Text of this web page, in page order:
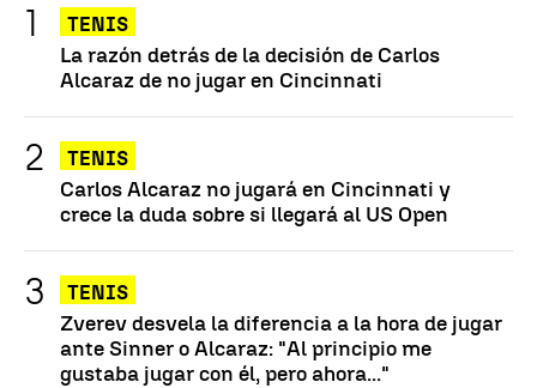
TENIS
La razón detrás de la decisión de Carlos
Alcaraz de no jugar en Cincinnati
TENIS
Carlos Alcaraz no jugará en Cincinnati y
crece la duda sobre si llegará al US Open
TENIS
Zverev desvela la diferencia a la hora de jugar
ante Sinner o Alcaraz: "Al principio me
gustaba jugar con él, pero ahora..."